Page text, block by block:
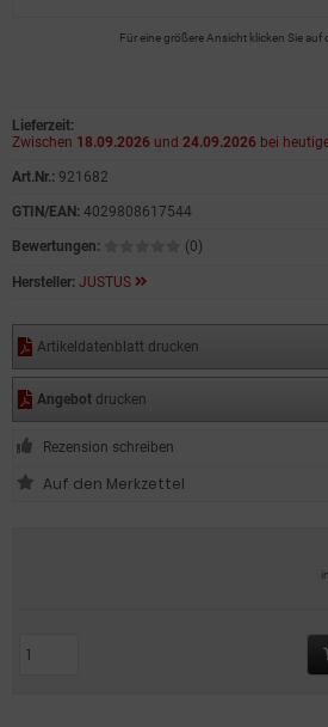
Für eine größere Ansicht klicken Sie auf
Lieferzeit:
Zwischen 18.09.2026 und 24.09.2026 bei
Art.Nr.: 921682
GTIN/EAN: 4029808617544
Bewertungen: (0)
Hersteller: JUSTUS
Artikeldatenblatt drucken
Angebot drucken
Rezension schreiben